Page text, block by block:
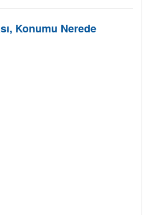
Konumu Nerede